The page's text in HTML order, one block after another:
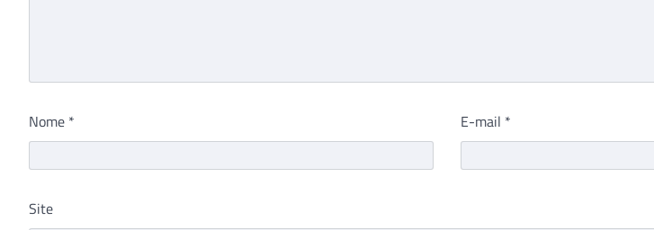
Nome * E-mail *
Site